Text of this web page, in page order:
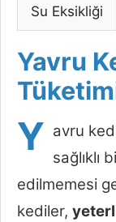
Su Eksikliği
Yavru
Y avru
sağlıklı
edilmemesi
kediler,